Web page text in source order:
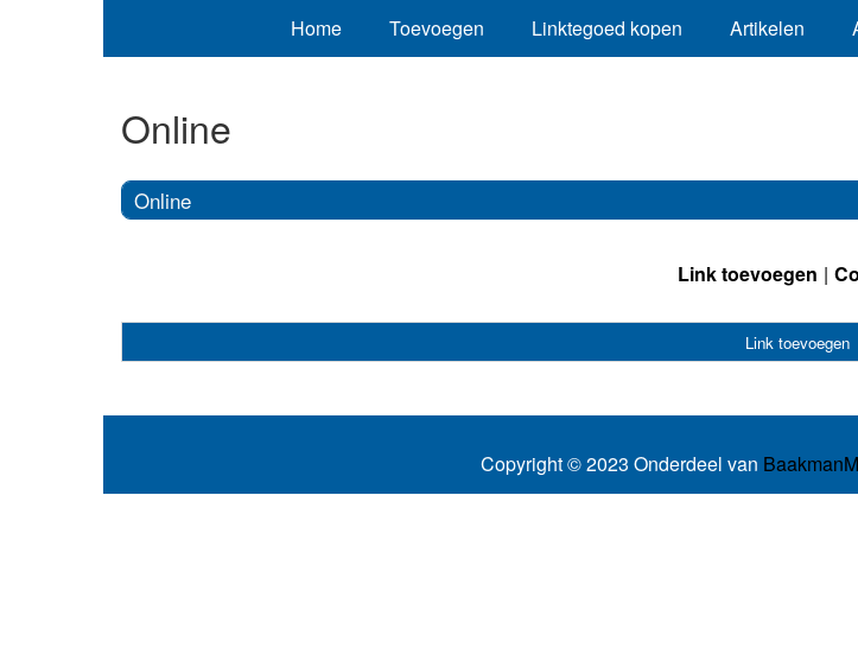
Home Toevoegen Linktegoed kopen Artikelen
Online
Online
Link toevoegen
Link toevoegen
Copyright © 2023 Onderdeel van